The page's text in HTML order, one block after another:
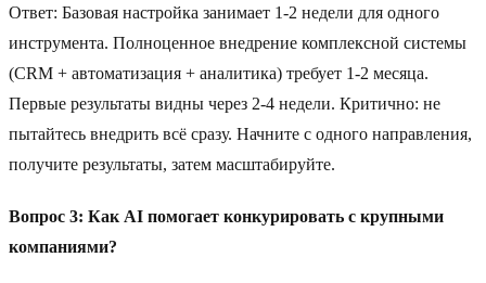
Ответ: Базовая настройка занимает 1-2 недели для одного
инструмента. Полноценное внедрение комплексной системы
(CRM + автоматизация + аналитика) требует 1-2 месяца.
Первые результаты видны через 2-4 недели. Критично: не
пытайтесь внедрить всё сразу. Начните с одного направления,
получите результаты, затем масштабируйте.
Вопрос 3: Как AI помогает конкурировать с крупными
компаниями?